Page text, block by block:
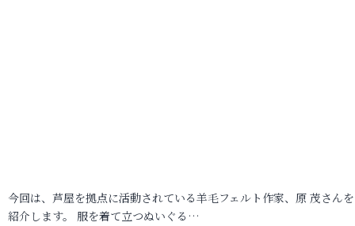
今回は、芦屋を拠点に活動されている羊毛フェルト作家、原 茂さん
紹介します。 服を着て立つぬいぐる…